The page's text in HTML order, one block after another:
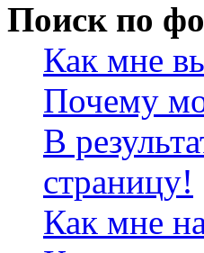
Поиск по
Как мне
Почему
В
страницу!
Как мне